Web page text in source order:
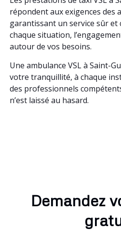
répondent aux exigences des
garantissant un service sûr
chaque situation,
autour de vos besoins.
Une ambulance VSL à Saint-
votre tranquillité, à chaque
des professionnels
n’est laissé au hasard.
Demandez